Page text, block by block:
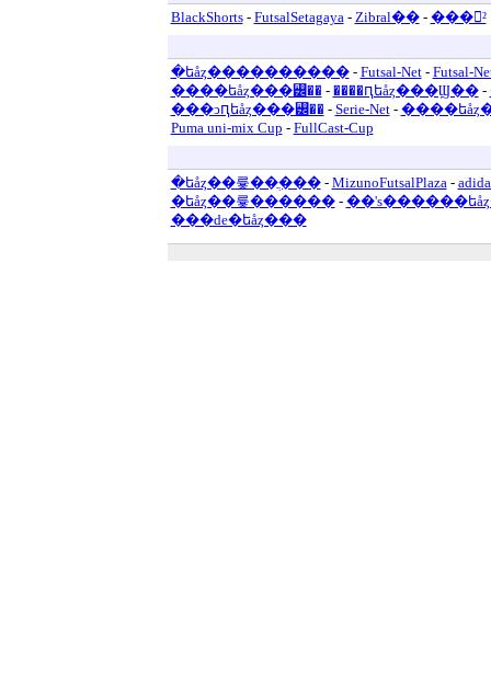
BlackShorts- FutsalSetagaya- Zibral��- ���²
�եåȥ����������- Futsal-Net- Futsal-
����եåȥ���꡼�� - ����ԥեåȥ���Ϣ��-
���ͻԥեåȥ���꡼�� - Serie-Net-
Puma uni-mix Cup - FullCast-Cup
�եåȥ��륯��ֲ���- MizunoFutsalPlaza-
�եåȥ��륯������-
���de�եåȥ���